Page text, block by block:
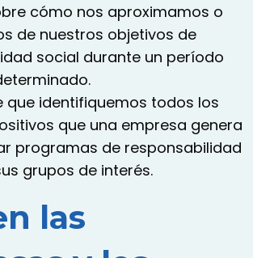
cómo nos aproximamos o
de nuestros objetivos de
social durante un período
que identifiquemos todos los
que una empresa genera
programas de responsabilidad
grupos de interés.
las